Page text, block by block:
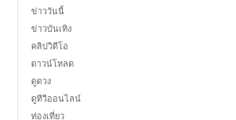
ข่าววันนี้
ข่าวบันเทิง
คลิปวิดีโอ
ดาวน์โหลด
ดูดวง
ดูทีวีออนไลน์
ท่องเที่ยว